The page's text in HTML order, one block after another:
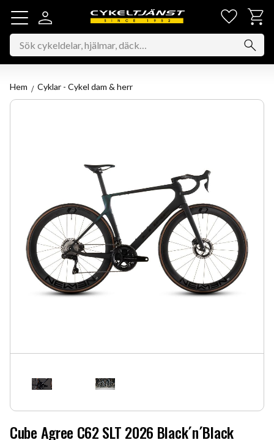
Meny
Hem Cyklar - Cykel dam & herr
Cube Agree C62 SLT 2026 Black´n´Black